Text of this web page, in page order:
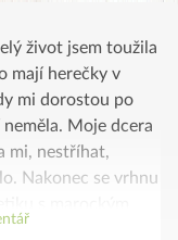
život jsem toužila
mají herečky v
mi dorostou po
Moje dcera
mi, nestříhat,
Nakonec se vrhnu
Už